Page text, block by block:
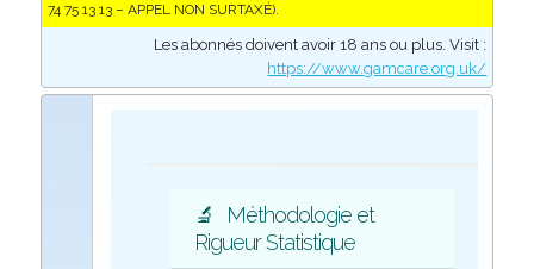
74 75 13 13 – APPEL NON SURTAXÉ).
Les abonnés doivent avoir 18 ans ou plus. Visit :
https://www.gamcare.org.uk/
🔬
Méthodologie et
Rigueur Statistique